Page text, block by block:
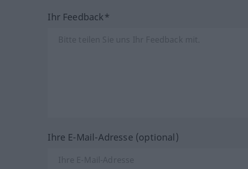
Ihr Feedback*
Ihre E-Mail-Adresse (optional)